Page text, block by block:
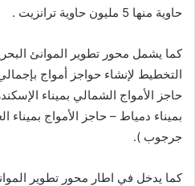
حاوية منها 5 مليون حاوية ترانزيت .
كما يشمل محور تطوير الموانئ
حاجز الأمواج الشمالي بميناء
بميناء دمياط – حاجز الأمواج بميناء
جرجوب ).
كما يدخل في اطار محور تطوير